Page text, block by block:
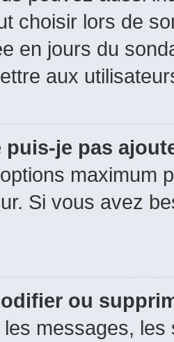
choisir lors de
en jours du
aux
puis-je pas
maximum
Si vous avez
ou
messages,